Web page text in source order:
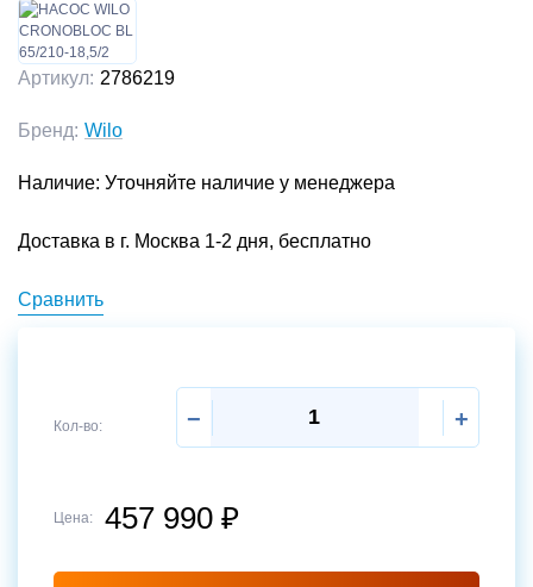
Артикул: 2786219
Бренд: Wilo
Наличие: Уточняйте наличие у менеджера
Доставка в г. Москва 1-2 дня, бесплатно
Сравнить
Кол-во: − +
Цена: 457 990 ₽